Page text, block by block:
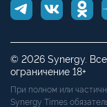
© 2026 Synergy.
ограничение 18+
При полном или
Synergy Times